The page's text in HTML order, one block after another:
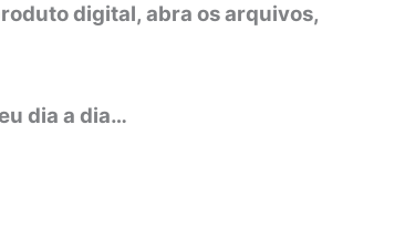
digital, abra os arquivos,
dia a dia…